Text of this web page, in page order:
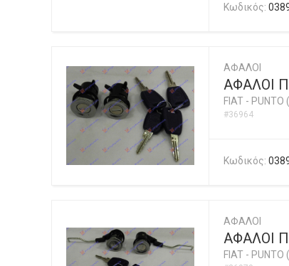
Κωδικός:
ΑΦΑΛΟΙ
ΑΦΑΛΟΙ
FIAT - PUNTO
#36964
Κωδικός:
ΑΦΑΛΟΙ
ΑΦΑΛΟΙ
FIAT - PUNTO